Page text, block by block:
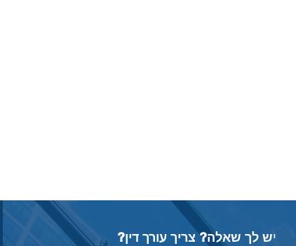
יש לך שאלה? צריך עורך דין?